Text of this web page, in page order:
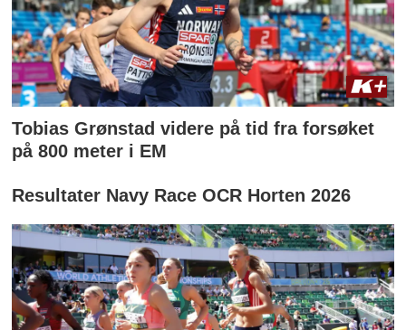
Tobias Grønstad videre på tid fra forsøket
på 800 meter i EM
Resultater Navy Race OCR Horten 2026